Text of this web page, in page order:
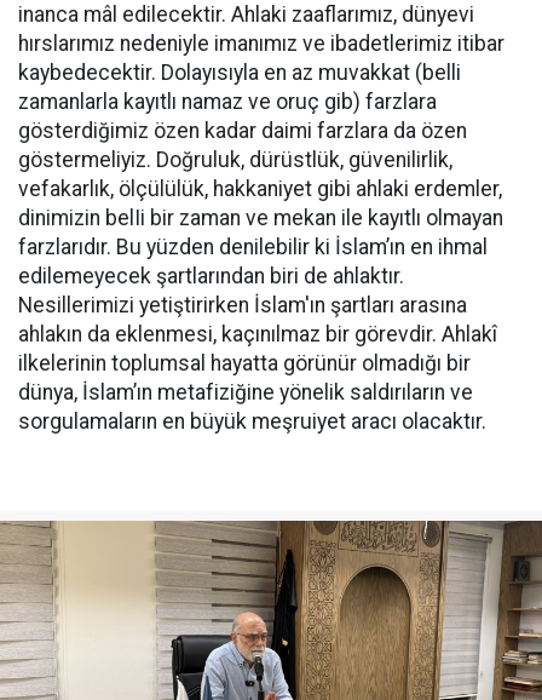
inanca mâl edilecektir. Ahlaki zaaflarımız, dünyevi
hırslarımız nedeniyle imanımız ve ibadetlerimiz itibar
kaybedecektir. Dolayısıyla en az muvakkat (belli
zamanlarla kayıtlı namaz ve oruç gib) farzlara
gösterdiğimiz özen kadar daimi farzlara da özen
göstermeliyiz. Doğruluk, dürüstlük, güvenilirlik,
vefakarlık, ölçülülük, hakkaniyet gibi ahlaki erdemler,
dinimizin belIi bir zaman ve mekan ile kayıtlı olmayan
farzlarıdır. Bu yüzden denilebilir ki İslam’ın en ihmal
edilemeyecek şartlarından biri de ahlaktır.
Nesillerimizi yetiştirirken İslam'ın şartları arasına
ahlakın da eklenmesi, kaçınılmaz bir görevdir. Ahlakî
ilkelerinin toplumsal hayatta görünür olmadığı bir
dünya, İslam’ın metafiziğine yönelik saldırıların ve
sorgulamaların en büyük meşruiyet aracı olacaktır.